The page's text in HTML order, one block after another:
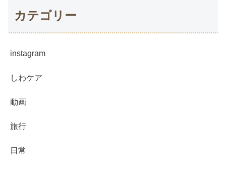
カテゴリー
instagram
しわケア
動画
旅行
日常